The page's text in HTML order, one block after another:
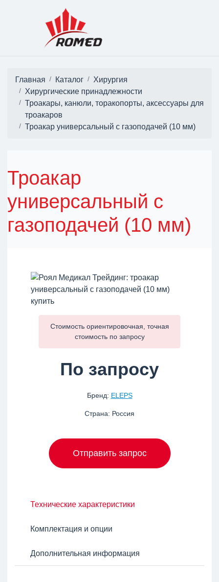
Главная Каталог
Хирургия
Хирургические принадлежности
Троакары, канюли, торакопорты, аксессуары для
троакаров
Троакар универсальный с газоподачей (10 мм)
Троакар
универсальный с
газоподачей (10 мм)
Стоимость ориентировочная, точная
стоимость по запросу
По запросу
Бренд: ELEPS
Страна: Россия
Отправить запрос
Технические характеристики
Комплектация и опции
Дополнительная информация